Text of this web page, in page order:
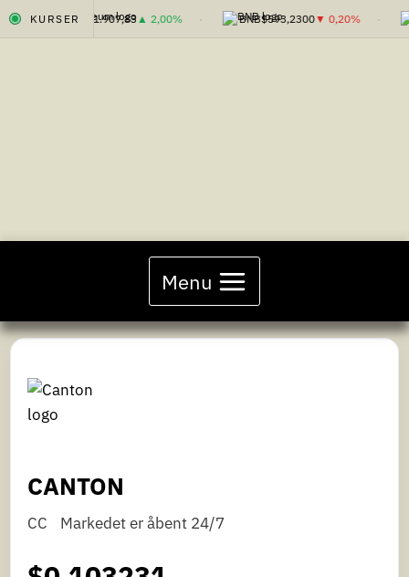
KURSER
ETH$1.907,83▲ 2,00% BNB$593,2300▼ 0,20%
Menu
CANTON
CC Markedet er åbent 24/7